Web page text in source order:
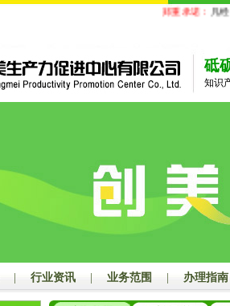
郑重承诺： 凡经
砥
知识
行业资讯 业务范围 办理指南